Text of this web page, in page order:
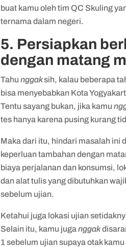
buat kamu oleh tim QC Skuling
ternama dalam negeri.
5. Persiapkan
dengan matang
Tahunggaksih, kalau beberapa
bisa menyebabkan Kota
Tentu sayang bukan, jika kamu
tes hanya karena pusing kurang
Maka dari itu, hindari masalah ini
keperluan tambahan dengan
biaya perjalanan dan konsumsi,
dan alat tulis yang dibutuhkan
sebelum ujian.
Ketahui juga lokasi ujian
Selain itu, kamu juganggak
1 sebelum ujian supaya otak